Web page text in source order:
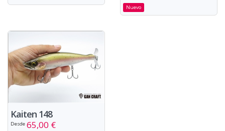
Nuevo
Kaiten 148
Desde 65,00 €